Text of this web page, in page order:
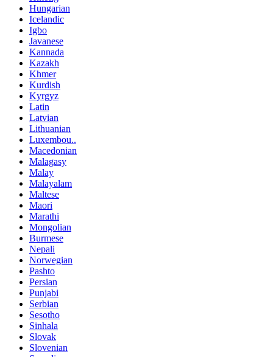
Hungarian
Icelandic
Igbo
Javanese
Kannada
Kazakh
Khmer
Kurdish
Kyrgyz
Latin
Latvian
Lithuanian
Luxembou..
Macedonian
Malagasy
Malay
Malayalam
Maltese
Maori
Marathi
Mongolian
Burmese
Nepali
Norwegian
Pashto
Persian
Punjabi
Serbian
Sesotho
Sinhala
Slovak
Slovenian